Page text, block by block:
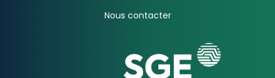
Nous contacter